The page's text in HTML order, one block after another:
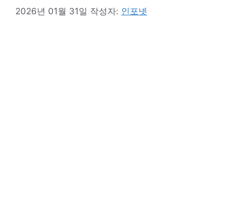
2026년 01월 31일 작성자: 인포넷